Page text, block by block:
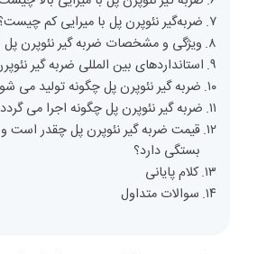
ضربه‌گیر نئوپرن پل‌ با میرایی کم
ویژگی و مشخصات ضربه گیر نئوپرن
استانداردهای بین المللی ضربه گیر
ضربه گیر نئوپرن پل چگونه تولید می
ضربه گیر نئوپرن پل چگونه اجرا می
قیمت ضربه گیر نئوپرن پل چقدر است
بستگی دارد؟
کلام پایانی
سوالات متداول